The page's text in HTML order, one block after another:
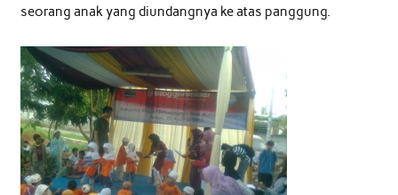
seorang anak yang diundangnya ke atas panggung.